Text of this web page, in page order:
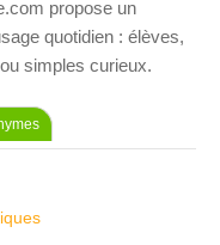
propose un
quotidien : élèves,
simples curieux.